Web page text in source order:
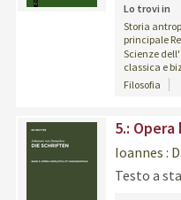
Lo trovi in
Storia
principale
Scienze
classica e
Filosofia
5.:
Ioannes :
Testo a